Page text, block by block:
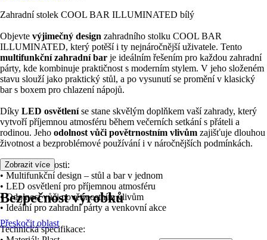
Zahradní stolek COOL BAR ILLUMINATED bílý
Objevte výjimečný design zahradního stolku COOL BAR
ILLUMINATED, který potěší i ty nejnáročnější uživatele. Tento
multifunkční zahradní bar je ideálním řešením pro každou zahradní
párty, kde kombinuje praktičnost s moderním stylem. V jeho složeném
stavu slouží jako praktický stůl, a po vysunutí se promění v klasický
bar s boxem pro chlazení nápojů.
Díky LED osvětleníse stane skvělým doplňkem vaší zahrady, který
vytvoří příjemnou atmosféru během večerních setkání s přáteli a
rodinou. Jeho odolnost vůči povětrnostním vlivům zajišťuje dlouhou
životnost a bezproblémové používání i v náročnějších podmínkách.
Klíčové vlastnosti:
• Multifunkční design – stůl a bar v jednom
• LED osvětlení pro příjemnou atmosféru
• Odolnost vůči povětrnostním vlivům
• Ideální pro zahradní párty a venkovní akce
Technická specifikace:
Zobrazit více
Bezpečnost výrobků
Přeskočit oblast